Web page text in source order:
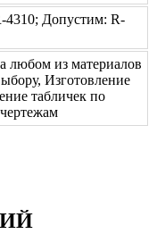
4310; Допустим: R-
любом из материалов
Изготовление
табличек по